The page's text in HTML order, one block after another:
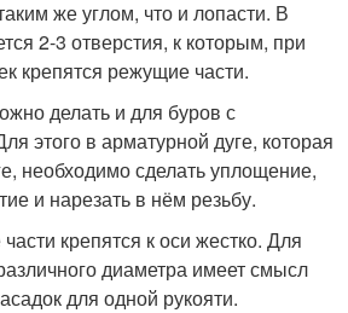
же углом, что и лопасти. В
2-3 отверстия, к которым, при
крепятся режущие части.
делать и для буров с
этого в арматурной дуге, которая
необходимо сделать уплощение,
и нарезать в нём резьбу.
крепятся к оси жестко. Для
диаметра имеет смысл
для одной рукояти.